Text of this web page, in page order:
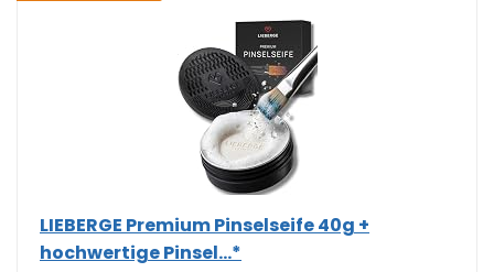
LIEBERGE Premium Pinselseife 40g +
hochwertige Pinsel...*